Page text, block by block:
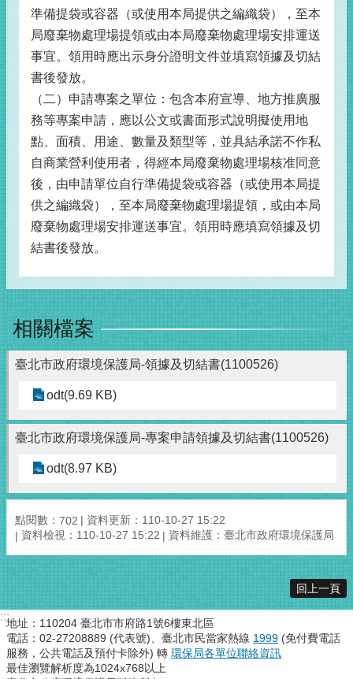
準備提袋或容器（或使用本局提供之編織袋），至本
局廢棄物處理場提領或由本局廢棄物處理場安排運送
事宜。領用時應出示身分證明文件並填寫領據及切結
書後發放。
（二）申請專案之單位：包含本府宣導、地方推廣服
務等專案申請，應以公文或書面形式說明擬使用地
點、面積、用途、數量及類型等，並具結承諾不作私
自商業營利使用者，得經本局廢棄物處理場核准同意
後，由申請單位自行準備提袋或容器（或使用本局提
供之編織袋），至本局廢棄物處理場提領，或由本局
廢棄物處理場安排運送事宜。領用時應填寫領據及切
結書後發放。
相關檔案
臺北市政府環境保護局-領據及切結書(1100526)
odt(9.69 KB)
臺北市政府環境保護局-專案申請領據及切結書(1100526)
odt(8.97 KB)
點閱數： 702
資料更新：110-10-27 15:22
資料檢視：110-10-27 15:22
資料維護：臺北市政府環境保護局
回上一頁
:::地址：110204 臺北市市府路1號6樓東北區
電話：02-27208889 (代表號)、臺北市民當家熱線 1999 (免付費電話
服務，公共電話及預付卡除外) 轉 環保局各單位聯絡資訊
最佳瀏覽解析度為1024x768以上